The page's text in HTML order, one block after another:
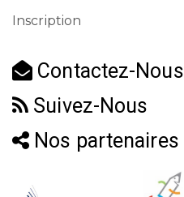
Inscription
Contactez-Nous
Suivez-Nous
Nos partenaires